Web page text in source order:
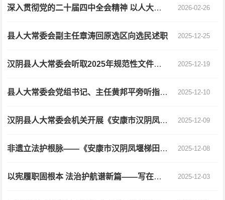
深入贯彻党的二十届四中全会精神 以人大履职实效为高质量发展赋能护航 2026-02-26
县人大常委会副主任章涛回原选区向选民述职 2025-12-25
汉阴县人大常委会听取2025年规范性文件备案审查工作情况的报告 2025-12-19
县人大常委会党组书记、主任黄邦平旁听指导县检察院党组理论学习中心组学习 2025-12-10
汉阴县人大常委会机关开展《安康市汉阴凤堰梯田保护与利用条例》专题学习 2025-12-09
非遗立法护根脉——《安康市汉阴凤堰梯田保护与利用条例》颁布随想 2025-12-08
以宪履职固根本 法治护航谱新篇——写在第八个“宪法宣传周”，第十二个国家宪法日来临之际 2025-12-03